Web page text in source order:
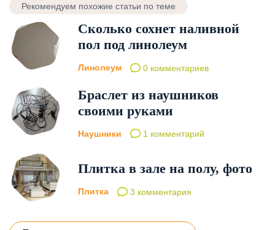
Рекомендуем похожие статьи по теме
Сколько сохнет наливной
пол под линолеум
Линолеум 0 комментариев
Браслет из наушников
своими руками
Наушники 1 комментарий
Плитка в зале на полу, фото
Плитка 3 комментария